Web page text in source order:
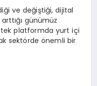
ve değiştiği, dijital
arttığı günümüz
tek platformda yurt içi
sektörde önemli bir